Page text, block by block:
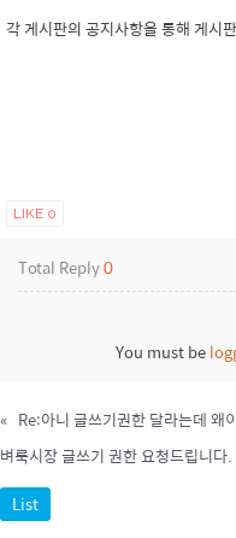
각 게시판의 공지사항을 통해 게시
LIKE 0
Total Reply0
You must be
« Re:아니 글쓰기권한 달라는데 왜
벼룩시장 글쓰기 권한 요청드립니다.
List